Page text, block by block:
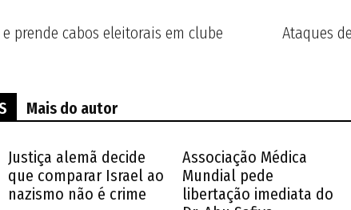
prende cabos eleitorais em clube
Ataques
Mais do autor
Justiça alemã decide
que comparar Israel ao
nazismo não é crime
Associação Médica
Mundial pede
libertação imediata do